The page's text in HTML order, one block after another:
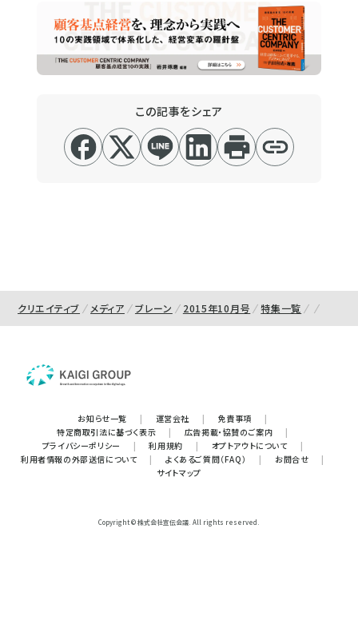
この記事をシェア
クリエイティブ メディア ブレーン 2015年10月号 特集一覧
お知らせ一覧 | 運営会社 | 免責事項
|
特定商取引法に基づく表示
| 広告掲載・協賛のご案内
|
プライバシーポリシー
| 利用規約 | オプトアウトについて
|
利用者情報の外部送信について
| よくあるご質問（FAQ） | お問合せ
|
サイトマップ
Copyright © 株式会社宣伝会議. All rights reserved.